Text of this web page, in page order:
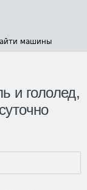
машины
и гололед,